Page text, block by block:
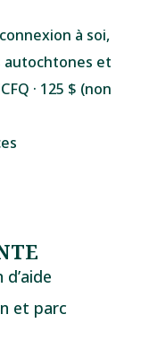
à soi,
autochtones et
· 125 $ (non
et parc